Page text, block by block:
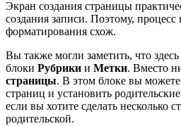
Экран создания страницы
создания записи. Поэтому, процесс
форматирования схож.
Вы также могли заметить, что
блоки Рубрики и Метки. Вместо
страницы. В этом блоке вы
страниц и установить
если вы хотите сделать несколько
родительской.